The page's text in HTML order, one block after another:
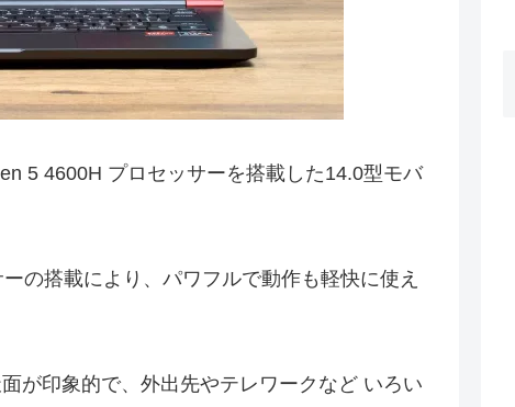
5 4600H プロセッサーを搭載した14.0型モバ
の搭載により、パワフルで動作も軽快に使え
が印象的で、外出先やテレワークなど いろい